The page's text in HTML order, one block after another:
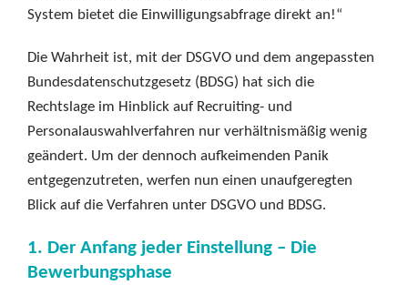
System bietet die Einwilligungsabfrage direkt an!“
Die Wahrheit ist, mit der DSGVO und dem angepassten
Bundesdatenschutzgesetz (BDSG) hat sich die
Rechtslage im Hinblick auf Recruiting- und
Personalauswahlverfahren nur verhältnismäßig wenig
geändert. Um der dennoch aufkeimenden Panik
entgegenzutreten, werfen nun einen unaufgeregten
Blick auf die Verfahren unter DSGVO und BDSG.
1. Der Anfang jeder Einstellung – Die
Bewerbungsphase